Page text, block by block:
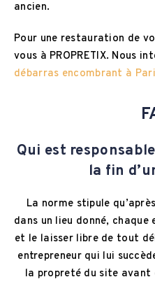
ancien.
Pour une restauration de
vous à PROPRETIX. Nous
débarras encombrant à
Qui est
la fin
La norme stipule
dans un lieu donné,
et le laisser libre de tout
entrepreneur qui lui
la propreté du site avant